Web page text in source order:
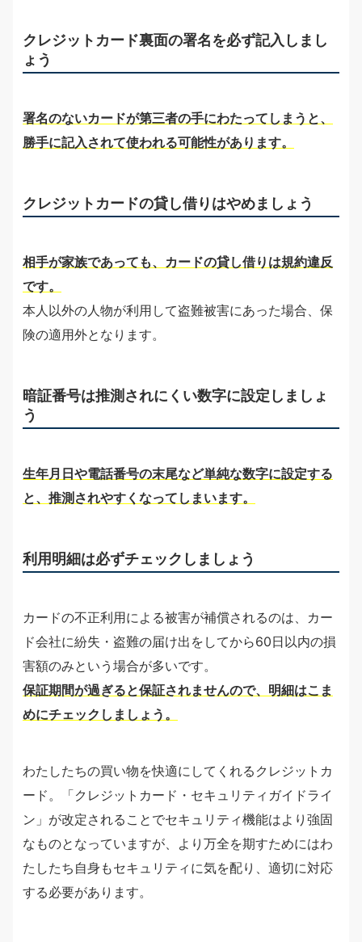
クレジットカード裏面の署名を必ず記入しまし
ょう
署名のないカードが第三者の手にわたってしまうと、
勝手に記入されて使われる可能性があります。
クレジットカードの貸し借りはやめましょう
相手が家族であっても、カードの貸し借りは規約違反
です。
本人以外の人物が利用して盗難被害にあった場合、保
険の適用外となります。
暗証番号は推測されにくい数字に設定しましょ
う
生年月日や電話番号の末尾など単純な数字に設定する
と、推測されやすくなってしまいます。
利用明細は必ずチェックしましょう
カードの不正利用による被害が補償されるのは、カー
ド会社に紛失・盗難の届け出をしてから60日以内の損
害額のみという場合が多いです。
保証期間が過ぎると保証されませんので、明細はこま
めにチェックしましょう。
わたしたちの買い物を快適にしてくれるクレジットカ
ード。「クレジットカード・セキュリティガイドライ
ン」が改定されることでセキュリティ機能はより強固
なものとなっていますが、より万全を期すためにはわ
たしたち自身もセキュリティに気を配り、適切に対応
する必要があります。